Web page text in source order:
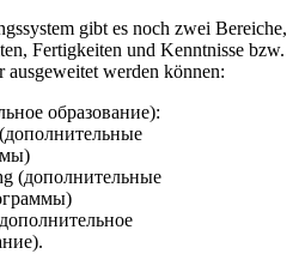
gibt es noch zwei Bereiche,
Fertigkeiten und Kenntnisse bzw.
werden können:
образование):
(дополнительные